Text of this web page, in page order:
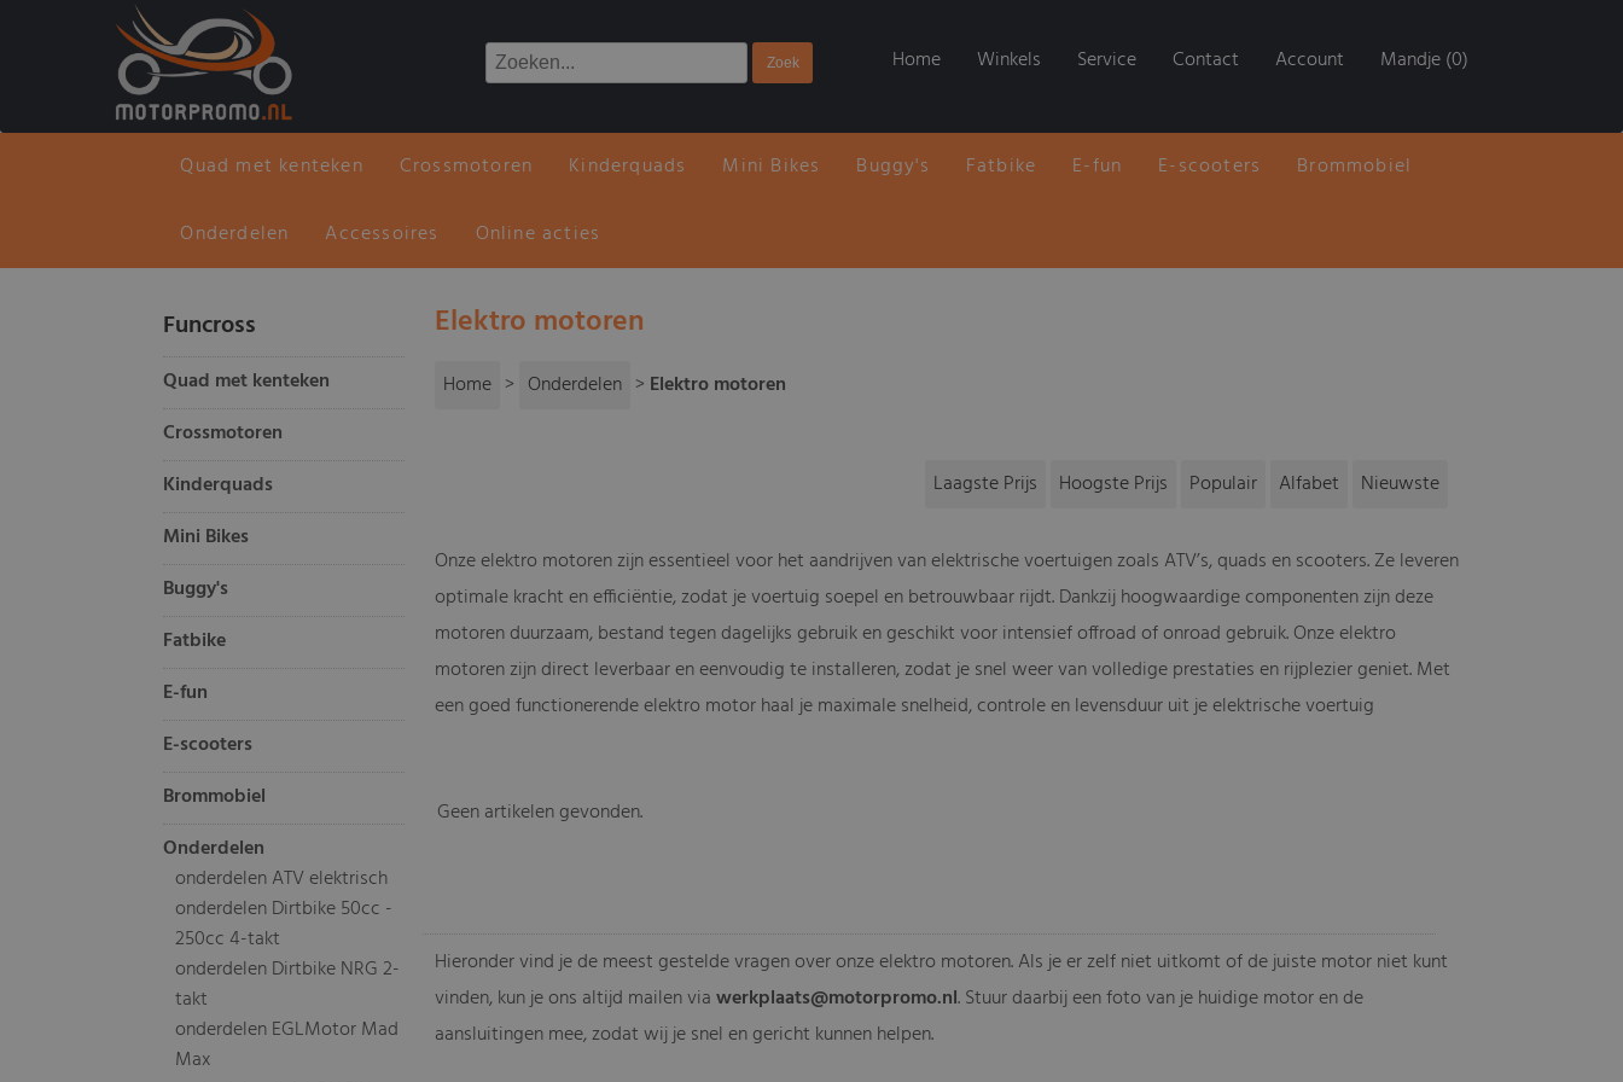
Home Winkels Service Contact Account Mandje (0)
Quad met kenteken Crossmotoren Kinderquads Mini Bikes Buggy's Fatbike E-fun E-scooters Brommobiel
Onderdelen Accessoires Online acties
Funcross
Quad met kenteken
Crossmotoren
Kinderquads
Mini Bikes
Buggy's
Fatbike
E-fun
E-scooters
Brommobiel
Onderdelen
onderdelen ATV elektrisch
onderdelen Dirtbike 50cc -
250cc 4-takt
onderdelen Dirtbike NRG 2-
takt
onderdelen EGLMotor Mad
Max
Elektro motoren
Home > Onderdelen > Elektro motoren
Laagste Prijs Hoogste Prijs Populair Alfabet Nieuwste
Onze elektro motoren zijn essentieel voor het aandrijven van elektrische voertuigen zoals ATV’s, quads en scooters. Ze leveren
optimale kracht en efficiëntie, zodat je voertuig soepel en betrouwbaar rijdt. Dankzij hoogwaardige componenten zijn deze
motoren duurzaam, bestand tegen dagelijks gebruik en geschikt voor intensief offroad of onroad gebruik. Onze elektro
motoren zijn direct leverbaar en eenvoudig te installeren, zodat je snel weer van volledige prestaties en rijplezier geniet. Met
een goed functionerende elektro motor haal je maximale snelheid, controle en levensduur uit je elektrische voertuig
Geen artikelen gevonden.
Hieronder vind je de meest gestelde vragen over onze elektro motoren. Als je er zelf niet uitkomt of de juiste motor niet kunt
vinden, kun je ons altijd mailen viawerkplaats@motorpromo.nl. Stuur daarbij een foto van je huidige motor en de
aansluitingen mee, zodat wij je snel en gericht kunnen helpen.